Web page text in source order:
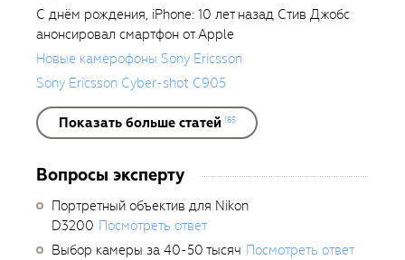
С днём рождения, iPhone: 10 лет назад Стив Джобс
анонсировал смартфон от Apple
Новые камерофоны Sony Ericsson
Sony Ericsson Cyber-shot C905
Показать больше статей 165
Вопросы эксперту
Портретный объектив для Nikon
D3200 Посмотреть ответ
Выбор камеры за 40-50 тысяч Посмотреть ответ